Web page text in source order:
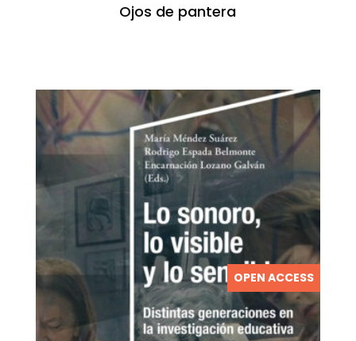
Ojos de pantera
OPEN ACCESS